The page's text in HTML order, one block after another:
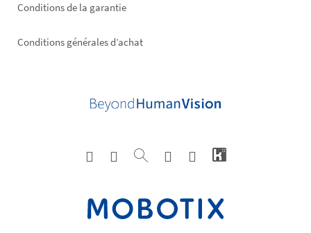
Conditions de la garantie
Conditions générales d’achat